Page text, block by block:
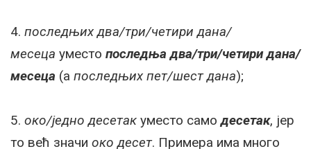
4. последњих два/три/четири дана/
месеца уместо последња два/три/четири дана/
месеца (а последњих пет/шест дана);
5. око/једно десетак уместо самодесетак, јер
то већ значи око десет. Примера има много